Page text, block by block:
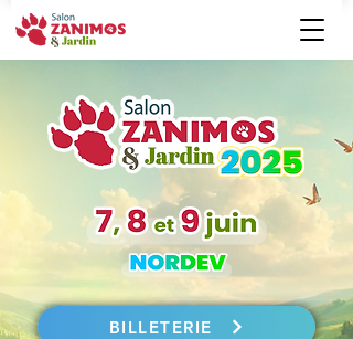
BILLETERIE